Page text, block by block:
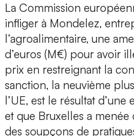
La Commission
infliger à Mondelez,
l’agroalimentaire, une
d’euros (M€) pour avoir
prix en restreignant la
sanction, la neuvième
l’UE, est le résultat
et que Bruxelles a
des soupçons de